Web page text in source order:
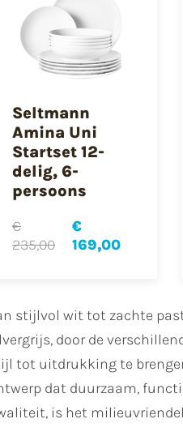
Seltmann
Amina Uni
Startset 12-
delig, 6-
persoons
€
235,00
€
169,00
stijlvol wit tot zachte
door de
tot uitdrukking te
dat duurzaam,
is het